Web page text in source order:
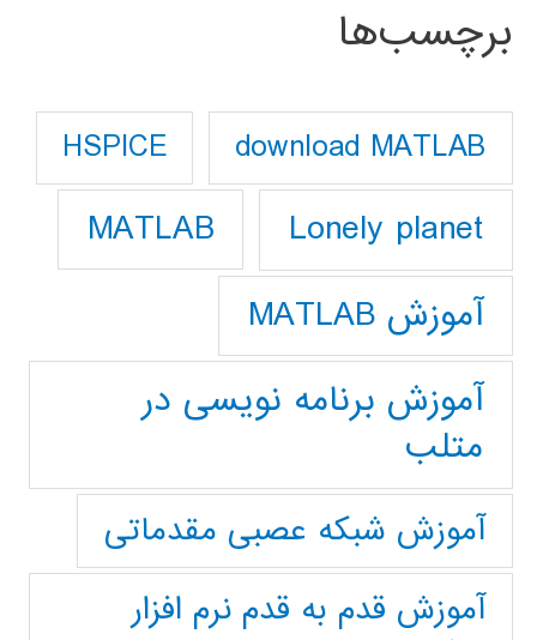
برچسب‌ها
download MATLAB
HSPICE
Lonely planet
MATLAB
آموزش MATLAB
آموزش برنامه نویسی در
متلب
آموزش شبکه عصبی مقدماتی
آموزش قدم به قدم نرم افزار